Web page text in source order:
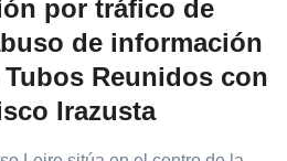
por tráfico de
de información
Reunidos con
Irazusta